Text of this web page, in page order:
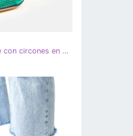
Bombas de satén verde con circones en el talón Aranka